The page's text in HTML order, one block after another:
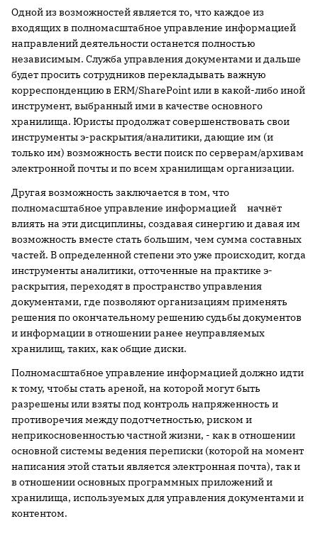
Одной из возможностей является то, что каждое из
входящих в полномасштабное управление информацией
направлений деятельности останется полностью
независимым. Служба управления документами и дальше
будет просить сотрудников перекладывать важную
корреспонденцию в ERM/SharePoint или в какой-либо иной
инструмент, выбранный ими в качестве основного
хранилища. Юристы продолжат совершенствовать свои
инструменты э-раскрытия/аналитики, дающие им (и
только им) возможность вести поиск по серверам/архивам
электронной почты и по всем хранилищам организации.
Другая возможность заключается в том, что
полномасштабное управление информацией начнёт
влиять на эти дисциплины, создавая синергию и давая им
возможность вместе стать большим, чем сумма составных
частей. В определенной степени это уже происходит, когда
инструменты аналитики, отточенные на практике э-
раскрытия, переходят в пространство управления
документами, где позволяют организациям применять
решения по окончательному решению судьбы документов
и информации в отношении ранее неуправляемых
хранилищ, таких, как общие диски.
Полномасштабное управление информацией должно идти
к тому, чтобы стать ареной, на которой могут быть
разрешены или взяты под контроль напряженность и
противоречия между подотчетностью, риском и
неприкосновенностью частной жизни, - как в отношении
основной системы ведения переписки (которой на момент
написания этой статьи является электронная почта), так и
в отношении основных программных приложений и
хранилища, используемых для управления документами и
контентом.